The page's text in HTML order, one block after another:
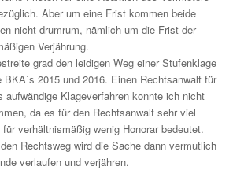
Aber um eine Frist kommen beide
nicht drumrum, nämlich um die Frist der
Verjährung.
grad den leidigen Weg einer Stufenklage
BKA`s 2015 und 2016. Einen Rechtsanwalt für
aufwändige Klageverfahren konnte ich nicht
da es für den Rechtsanwalt sehr viel
verhältnismäßig wenig Honorar bedeutet.
Rechtsweg wird die Sache dann vermutlich
verlaufen und verjähren.